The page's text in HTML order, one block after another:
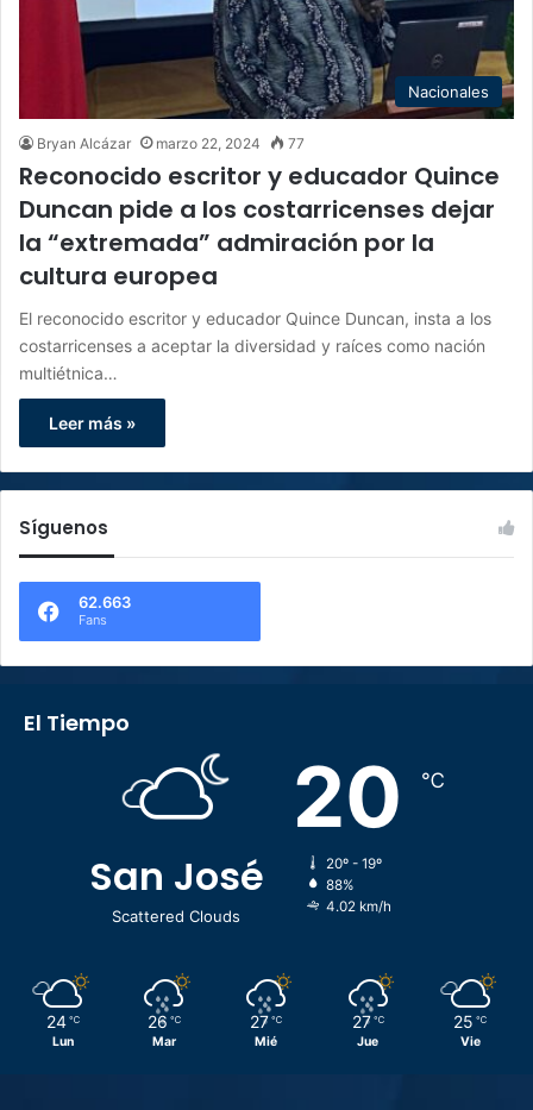
Nacionales
Bryan Alcázar marzo 22, 2024 77
Reconocido escritor y educador Quince
Duncan pide a los costarricenses dejar
la “extremada” admiración por la
cultura europea
El reconocido escritor y educador Quince Duncan, insta a los
costarricenses a aceptar la diversidad y raíces como nación
multiétnica…
Leer más »
Síguenos
62.663
Fans
El Tiempo
San José
Scattered Clouds
20 ℃
20º - 19º
88%
4.02 km/h
24 ℃
Lun
26 ℃
Mar
27 ℃
Mié
27 ℃
Jue
25 ℃
Vie